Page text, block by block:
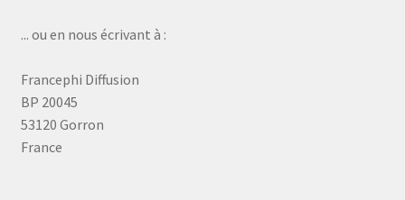
... ou en nous écrivant à :
Francephi Diffusion
BP 20045
53120 Gorron
France